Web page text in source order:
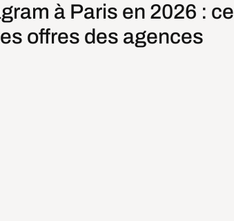
à Paris en 2026 : ce
offres des agences